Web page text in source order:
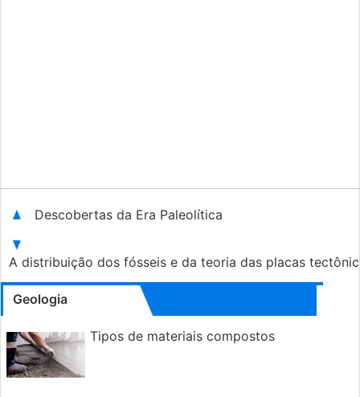
Descobertas da Era Paleolítica
A distribuição dos fósseis e da teoria das placas
Geologia
Tipos de materiais compostos